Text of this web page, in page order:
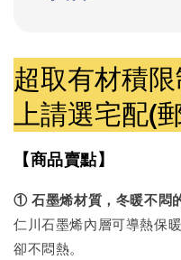
超取有材積
上請選宅配(
【商品賣點】
① 石墨烯材質，冬暖不悶
仁川石墨烯內層可導熱保
卻不悶熱。